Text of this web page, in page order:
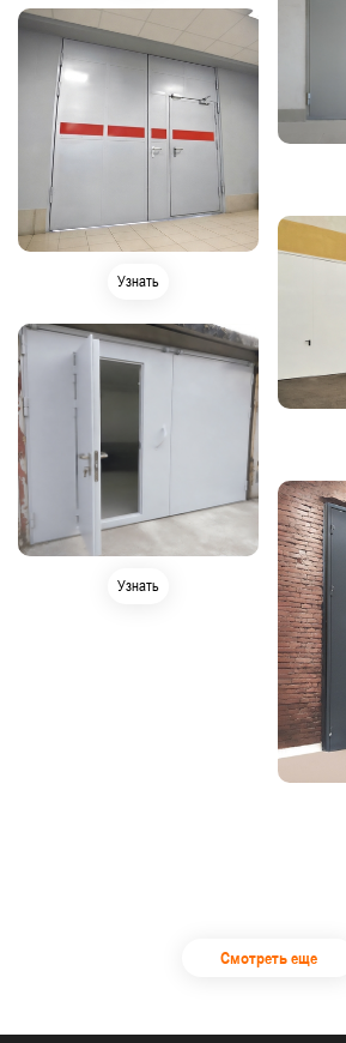
Узнать
Узнать
Смотреть еще